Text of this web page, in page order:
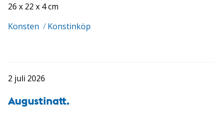
26 x 22 x 4 cm
Konsten / Konstinköp
2 juli 2026
Augustinatt.